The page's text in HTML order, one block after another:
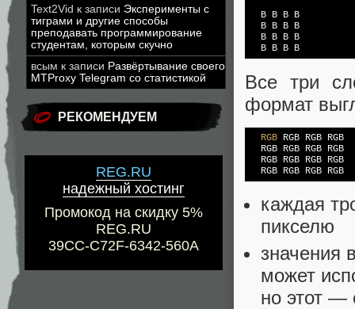
Text2Vid к записи Эксперименты с
тиграми и другие способы
преподавать программирование
студентам, которым скучно
всым к записи Развёртывание своего
MTProxy Telegram со статистикой
РЕКОМЕНДУЕМ
REG.RU
надежный хостинг
Промокод на скидку 5%
REG.RU
39CC-C72F-6342-560A
  B B B B
  B B B B
  B B B B
  B B B B
Все три
формат
RGB RGB RGB RGB
  RGB RGB RGB RGB
  RGB RGB RGB RGB
  RGB RGB RGB RGB
каждая
пикселю
значения
может
но этот —